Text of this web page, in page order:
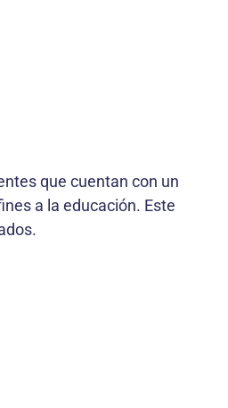
que cuentan con un
a la educación. Este